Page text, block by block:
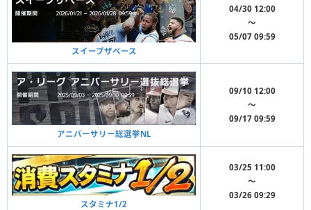
スイープザベース
04/30 12:00
〜
05/07 09:59
アニバーサリー総選挙NL
09/10 12:00
〜
09/17 09:59
スタミナ1/2
03/25 11:00
〜
03/26 09:29